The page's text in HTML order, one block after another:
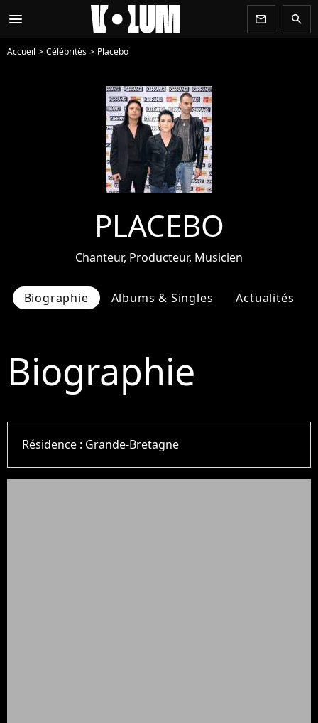
menu newsletter search
Accueil Célébrités Placebo
PLACEBO
Chanteur, Producteur, Musicien
Biographie Albums & Singles Actualités
Biographie
Résidence : Grande-Bretagne